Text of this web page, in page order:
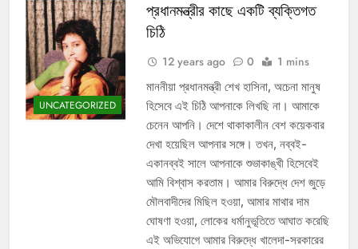
UNCATEGORIZED
প্রধানমন্ত্রীর কাছে একটি ব্যক্তিগত
চিঠি
12 years ago 0 1 mins
মাননীয়া প্রধানমন্ত্রী শেখ হাসিনা, অচেনা মানুষ
হিসেবে এই চিঠি আপনাকে লিখছি না। আমাকে
চেনেন আপনি। দেশে থাকাকালীন বেশ কয়েকবার
দেখা হয়েছিল আপনার সঙ্গে। তখন, নব্বই-
একানব্বই সালে আপনাকে শুভাকাঙ্খী হিসেবেই
আমি বিশ্বাস করতাম। আমার বিরুদ্ধে দেশ জুড়ে
মৌলবাদীদের মিছিল হওয়া, আমার মাথার দাম
ঘোষণা হওয়া, লোকের ধর্মানুভূতিতে আঘাত করেছি
এই অভিযোগে আমার বিরুদ্ধে খালেদা-সরকারের